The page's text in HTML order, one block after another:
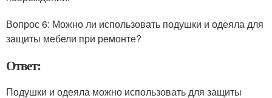
Вопрос 6: Можно ли использовать подушки и одеяла для
защиты мебели при ремонте?
Ответ:
Подушки и одеяла можно использовать для защиты